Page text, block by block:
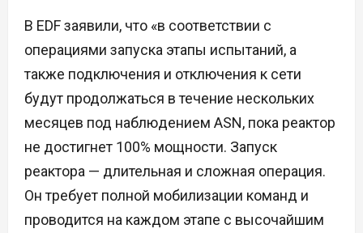
В EDF заявили, что «в соответствии с
операциями запуска этапы испытаний, а
также подключения и отключения к сети
будут продолжаться в течение нескольких
месяцев под наблюдением ASN, пока реактор
не достигнет 100% мощности. Запуск
реактора — длительная и сложная операция.
Он требует полной мобилизации команд и
проводится на каждом этапе с высочайшим